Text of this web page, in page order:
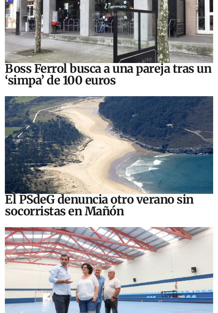
Boss Ferrol busca a una pareja tras un
‘simpa’ de 100 euros
El PSdeG denuncia otro verano sin
socorristas en Mañón